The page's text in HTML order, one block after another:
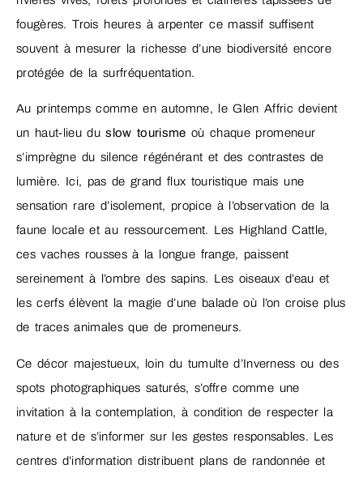
fougères. Trois heures à arpenter ce massif suffisent
souvent à mesurer la richesse d’une biodiversité encore
protégée de la surfréquentation.
Au printemps comme en automne, le Glen Affric devient
un haut-lieu duslow tourisme où chaque promeneur
s’imprègne du silence régénérant et des contrastes de
lumière. Ici, pas de grand flux touristique mais une
sensation rare d’isolement, propice à l’observation de la
faune locale et au ressourcement. Les Highland Cattle,
ces vaches rousses à la longue frange, paissent
sereinement à l’ombre des sapins. Les oiseaux d’eau et
les cerfs élèvent la magie d’une balade où l’on croise plus
de traces animales que de promeneurs.
Ce décor majestueux, loin du tumulte d’Inverness ou des
spots photographiques saturés, s’offre comme une
invitation à la contemplation, à condition de respecter la
nature et de s’informer sur les gestes responsables. Les
centres d’information distribuent plans de randonnée et